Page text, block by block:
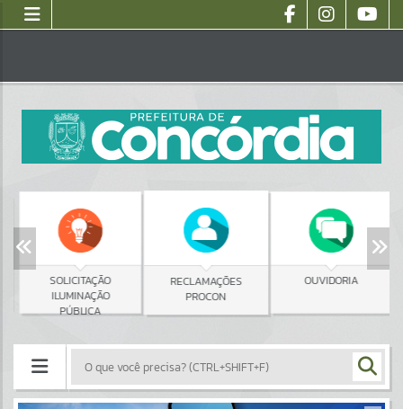
SOLICITAÇÃO
ILUMINAÇÃO
PÚBLICA
RECLAMAÇÕES
PROCON
OUVIDORIA